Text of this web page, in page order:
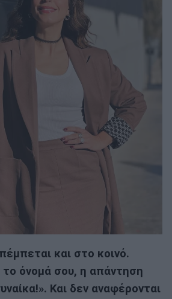
και στο κοινό.
όνομά σου, η απάντηση
Και δεν αναφέρονται